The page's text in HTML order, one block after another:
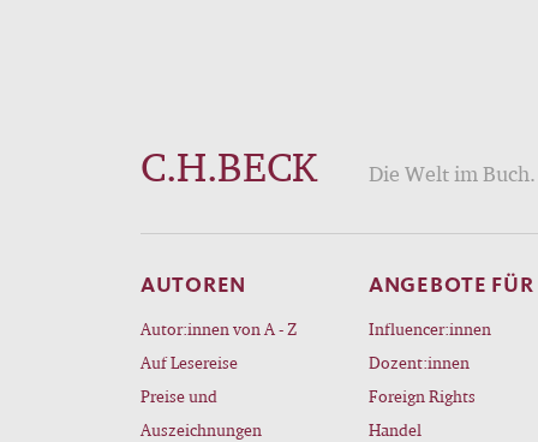
C.H.BECK Die Welt im Buch.
AUTOREN
Autor:innen von A - Z
Auf Lesereise
Preise und
Auszeichnungen
ANGEBOTE FÜR
Influencer:innen
Dozent:innen
Foreign Rights
Handel